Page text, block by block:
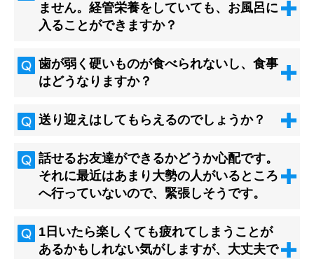
ません。経管栄養をしていても、お風呂に
入ることができますか？
歯が弱く硬いものが食べられないし、食事
はどうなりますか？
送り迎えはしてもらえるのでしょうか？
話せるお友達ができるかどうか心配です。
それに最近はあまり大勢の人がいるところ
へ行っていないので、緊張しそうです。
1日いたら楽しくても疲れてしまうことが
あるかもしれない気がしますが、大丈夫で